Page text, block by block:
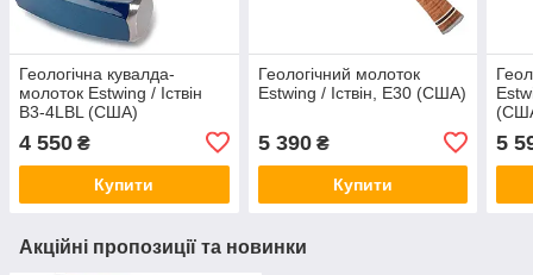
Геологічна кувалда-
молоток Estwing / Іствін
B3-4LBL (США)
4 550 ₴
Купити
Геологічний молоток
Estwing / Іствін, E30 (США)
5 390₴
Купити
5
Акційні пропозиції та новинки